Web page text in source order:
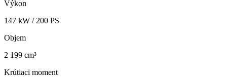
Výkon
147 kW / 200 PS
Objem
2 199 cm³
Krútiaci moment